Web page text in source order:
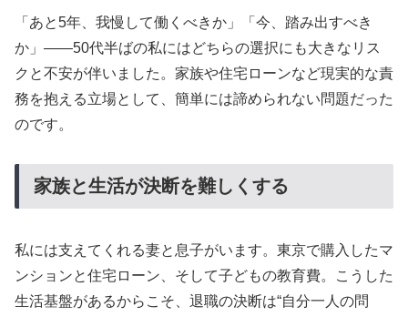
「あと5年、我慢して働くべきか」「今、踏み出すべき
か」——50代半ばの私にはどちらの選択にも大きなリス
クと不安が伴いました。家族や住宅ローンなど現実的な責
務を抱える立場として、簡単には諦められない問題だった
のです。
家族と生活が決断を難しくする
私には支えてくれる妻と息子がいます。東京で購入したマ
ンションと住宅ローン、そして子どもの教育費。こうした
生活基盤があるからこそ、退職の決断は“自分一人の問